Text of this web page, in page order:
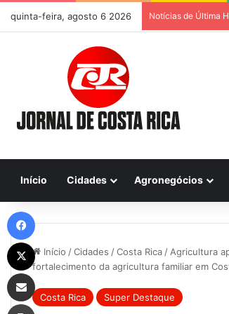
quinta-feira, agosto 6 2026 Notícias de Última
Início Cidades Agronegócios
Início /Cidades /Costa Rica / Agricultura
fortalecimento da agricultura familiar em
Costa Rica Super Destaque
Compartilhar via e-mail
Imprimir